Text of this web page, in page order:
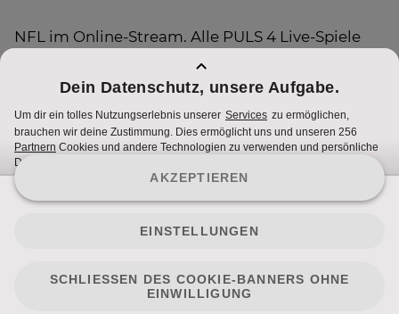
NFL im Online-Stream. Alle PULS 4 Live-Spiele
können auch online unter
mitverfolgt werden.
Nutzungsbedingungen
Cookie Hinweise
Impressum